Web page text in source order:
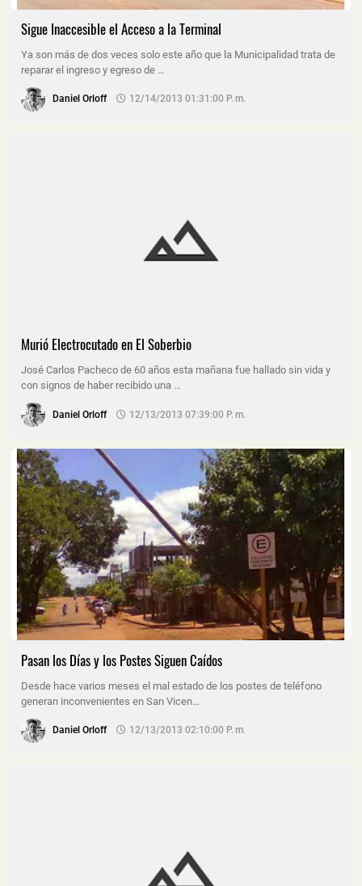
Sigue Inaccesible el Acceso a la Terminal
Ya son más de dos veces solo este año que la Municipalidad trata de
reparar el ingreso y egreso de …
Daniel Orloff 12/14/2013 01:31:00 P. M.
Murió Electrocutado en El Soberbio
José Carlos Pacheco de 60 años esta mañana fue hallado sin vida y
con signos de haber recibido una …
Daniel Orloff 12/13/2013 07:39:00 P. M.
Pasan los Días y los Postes Siguen Caídos
Desde hace varios meses el mal estado de los postes de teléfono
generan inconvenientes en San Vicen…
Daniel Orloff 12/13/2013 02:10:00 P. M.